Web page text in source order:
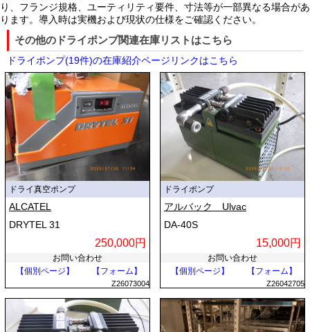
り、フランジ規格、ユーティリティ要件、寸法等が一部異なる場合があ
ります。導入時は実機および現状の仕様をご確認ください。
その他のドライポンプ関連在庫リストはこちら
ドライポンプ(19件)の在庫紹介ページリンクはこちら
ドライ真空ポンプ
ALCATEL
DRYTEL 31
250,000円
お問い合わせ
【個別ページ】
【フォーム】
Z26073004
ドライポンプ
アルバック Ulvac
DA-40S
15,000円
お問い合わせ
【個別ページ】
【フォーム】
Z26042705